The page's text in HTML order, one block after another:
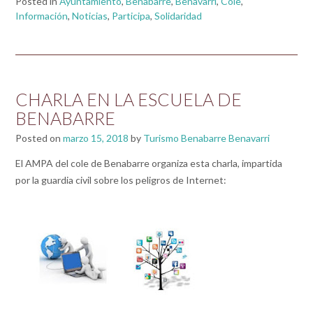
Información, Noticias, Participa, Solidaridad
CHARLA EN LA ESCUELA DE
BENABARRE
Posted on marzo 15, 2018 by Turismo Benabarre Benavarri
El AMPA del cole de Benabarre organiza esta charla, impartida
por la guardia civil sobre los peligros de Internet: